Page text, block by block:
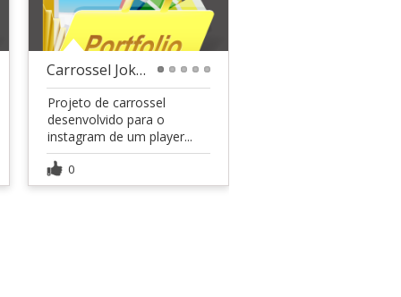
Carrossel Joker Marketing
Projeto de carrossel
desenvolvido para o
instagram de um player...
0